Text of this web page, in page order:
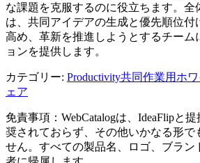
な課題を克服するのに役立ちます。全
は、共同アイデアの生成と優先順位付
高め、革新を推進しようとするチーム
ョンを提供します。
カテゴリー: Productivity共同作業用ホ
ェア
免責事項：WebCatalogは、IdeaFlipと
奨されておらず、その他いかなる形で
せん。すべての製品名、ロゴ、ブラン